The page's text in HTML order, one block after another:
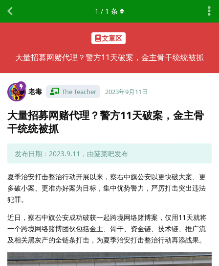
文章区
大量招募网赌代理？警方11天破案，金主骨干统统被抓
1 / 1 条
老毒 The Teacher 2023年9月11日
大量招募网赌代理？警方11天破案，金主骨
干统统被抓
发布日期：2023.9.11，由菠菜吧发布
夏季治安打击整治行动开展以来，察右中旗公安以更快破大案、更
多破小案、更准办好案为目标，集中优势警力，严厉打击突出违法
犯罪。
近日，察右中旗公安成功破获一起跨境网络赌博案，仅用11天就将
一个跨境网络赌博团伙包括金主、骨干、资金链、技术链、推广流
及相关黑灰产的全链条打击，为夏季治安打击整治行动再添战果。